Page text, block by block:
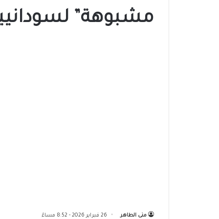
مشبوهة”
منى الطاهر 26 فبراير 2026 - 8:52 مساءً